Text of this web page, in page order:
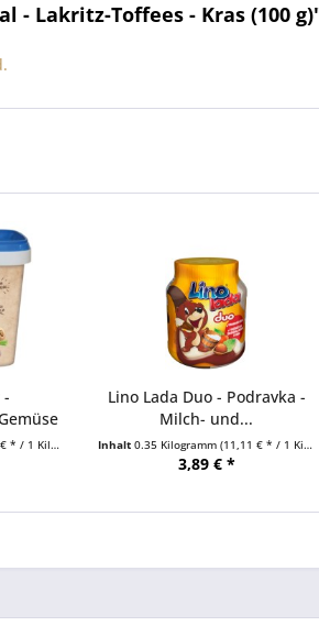
Lakritz-Toffees - Kras (100
-
1 Kilogramm)
Lino Lada Duo - Podravka -
Milch- und...
Inhalt0.35 Kilogramm(11,11 € * / 1 Kilogramm)
3,89 € *